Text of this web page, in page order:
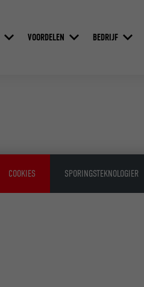
VOORDELEN BEDRIJF
COOKIES SPORINGSTEKNOLOGIER